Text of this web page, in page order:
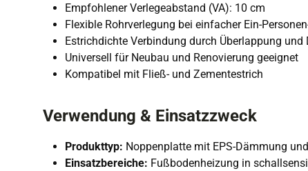
Empfohlener Verlegeabstand (VA): 10 cm
Flexible Rohrverlegung bei einfacher Ein-
Estrichdichte Verbindung durch Überlappung
Universell für Neubau und Renovierung geeignet
Kompatibel mit Fließ- und Zementestrich
Verwendung & Einsatzzweck
Produkttyp: Noppenplatte mit EPS-Dämmung
Einsatzbereiche: Fußbodenheizung in